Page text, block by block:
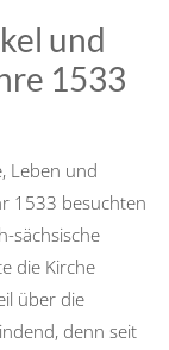
und
1533
Leben und
1533 besuchten
sächsische
die Kirche
über die
denn seit